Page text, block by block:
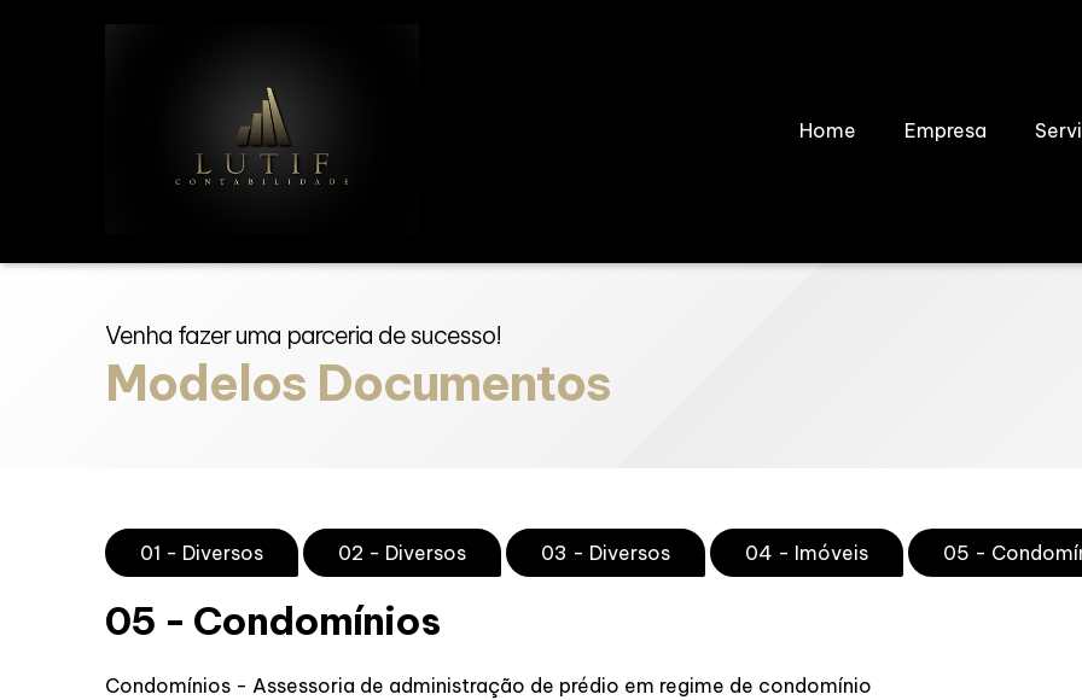
Home Empresa
Venha fazer uma parceria de sucesso!
Modelos Documentos
01 - Diversos 02 - Diversos 03 - Diversos 04 - Imóveis 05 -
05 - Condomínios
Condomínios - Assessoria de administração de prédio em regime de condomínio